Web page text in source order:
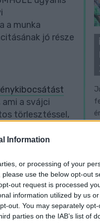
Information
or processing of your
use the below opt-out
out request is processed
information utilized by us
out. You may separately
parties on the IAB’s list of
a munka
jó része
a svájci
törlesztéssel,
a
összegből
SZOVA
a cég. Ezért